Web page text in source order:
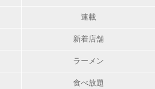
連載
新着店舗
ラーメン
食べ放題